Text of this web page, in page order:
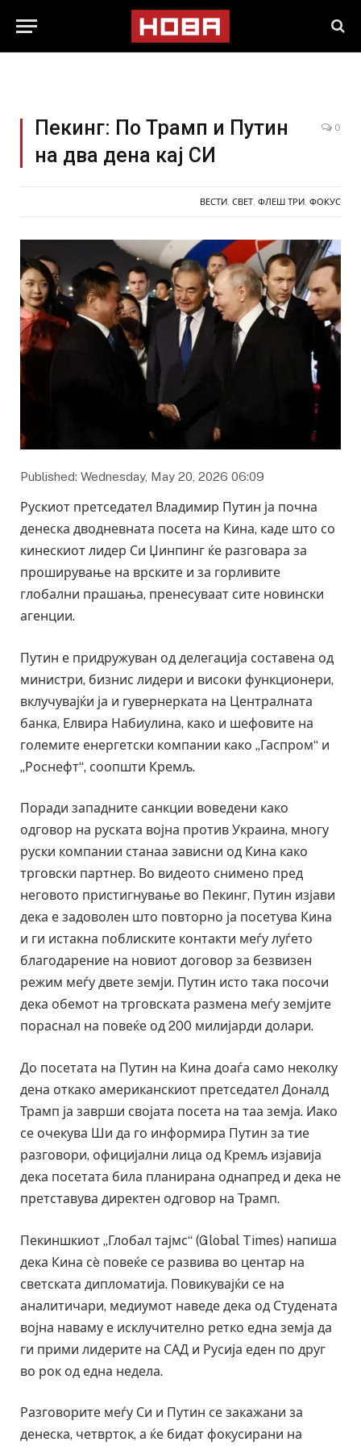
Пекинг: По Трамп и Путин
на два дена кај СИ
0
ВЕСТИ СВЕТ ФЛЕШ ТРИ ФОКУС
Published: Wednesday, May 20, 2026 06:09
Рускиот претседател Владимир Путин ја почна
денеска дводневната посета на Кина, каде што со
кинескиот лидер Си Џинпинг ќе разговара за
проширување на врските и за горливите
глобални прашања, пренесуваат сите новински
агенции.
Путин е придружуван од делегација составена од
министри, бизнис лидери и високи функционери,
вклучувајќи ја и гувернерката на Централната
банка, Елвира Набиулина, како и шефовите на
големите енергетски компании како „Гаспром“ и
„Роснефт“, соопшти Кремљ.
Поради западните санкции воведени како
одговор на руската војна против Украина, многу
руски компании станаа зависни од Кина како
трговски партнер. Во видеото снимено пред
неговото пристигнување во Пекинг, Путин изјави
дека е задоволен што повторно ја посетува Кина
и ги истакна поблиските контакти меѓу луѓето
благодарение на новиот договор за безвизен
режим меѓу двете земји. Путин исто така посочи
дека обемот на трговската размена меѓу земјите
пораснал на повеќе од 200 милијарди долари.
До посетата на Путин на Кина доаѓа само неколку
дена откако американскиот претседател Доналд
Трамп ја заврши својата посета на таа земја. Иако
се очекува Ши да го информира Путин за тие
разговори, официјални лица од Кремљ изјавија
дека посетата била планирана однапред и дека не
претставува директен одговор на Трамп.
Пекиншкиот „Глобал тајмс“ (Global Times) напиша
дека Кина сè повеќе се развива во центар на
светската дипломатија. Повикувајќи се на
аналитичари, медиумот наведе дека од Студената
војна наваму е исклучително ретко една земја да
ги прими лидерите на САД и Русија еден по друг
во рок од една недела.
Разговорите меѓу Си и Путин се закажани за
денеска, четврток, а ќе бидат фокусирани на